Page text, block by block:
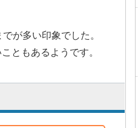
が多い印象でした。
ともあるようです。